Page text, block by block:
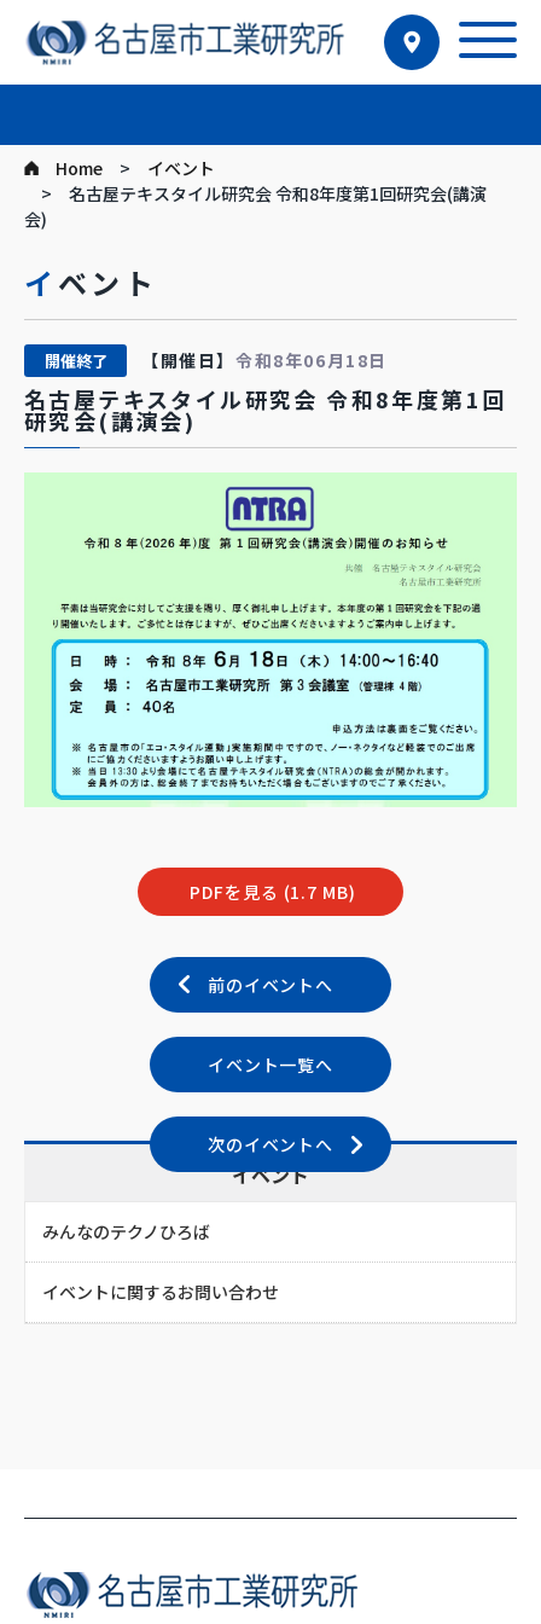
Home
イベント
名古屋テキスタイル研究会 令和8年度第1回研究会(講演
会)
イベント
開催終了 【開催日】 令和8年06月18日
名古屋テキスタイル研究会 令和8年度第1回
研究会(講演会)
PDFを見る (1.7 MB)
前のイベントへ
イベント一覧へ
次のイベントへ
イベント
みんなのテクノひろば
イベントに関するお問い合わせ